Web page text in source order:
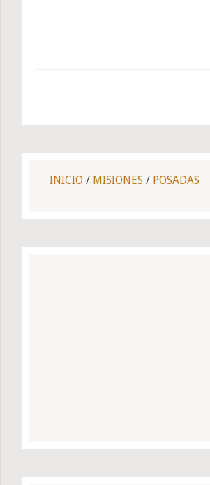
INICIO / MISIONES / POSADAS